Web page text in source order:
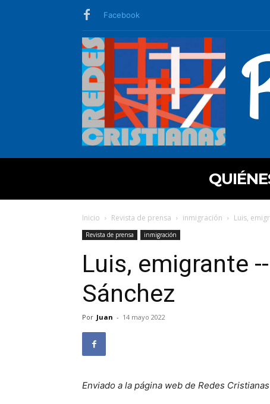
Facebook
Inicio Revista de prensa inmigración Luis,
Revista de prensa inmigración
Luis, emigrante
Sánchez
Por Juan - 14 mayo 2022
Enviado a la página web de Redes Cristianas